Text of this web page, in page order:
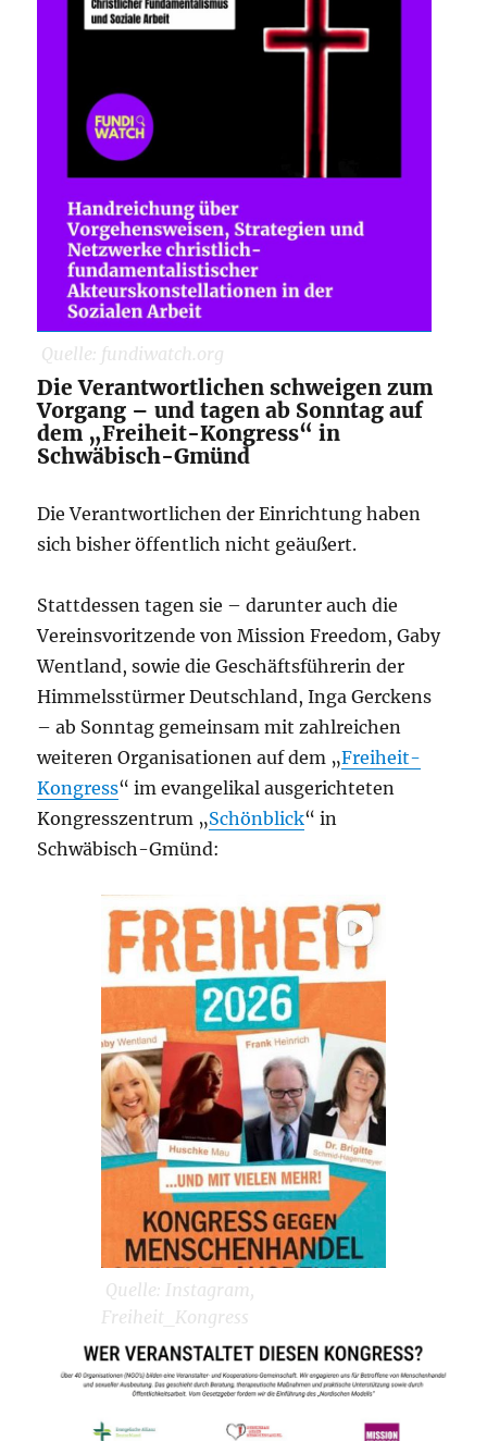
Quelle: fundiwatch.org
Die Verantwortlichen schweigen zum
Vorgang – und tagen ab Sonntag auf
dem „Freiheit-Kongress“ in
Schwäbisch-Gmünd
Die Verantwortlichen der Einrichtung haben
sich bisher öffentlich nicht geäußert.
Stattdessen tagen sie – darunter auch die
Vereinsvoritzende von Mission Freedom, Gaby
Wentland, sowie die Geschäftsführerin der
Himmelsstürmer Deutschland, Inga Gerckens
– ab Sonntag gemeinsam mit zahlreichen
weiteren Organisationen auf dem „Freiheit-
Kongress“ im evangelikal ausgerichteten
Kongresszentrum „Schönblick“ in
Schwäbisch-Gmünd:
Quelle: Instagram,
Freiheit_Kongress